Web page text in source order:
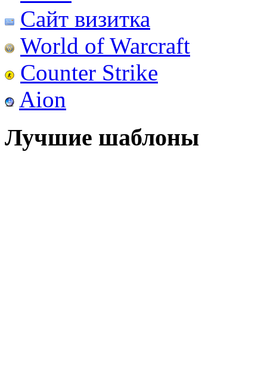
Сайт визитка
World of Warcraft
Counter Strike
Aion
Лучшие шаблоны